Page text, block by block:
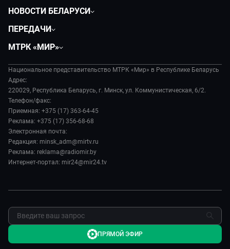
НОВОСТИ БЕЛАРУСИ
Экономика
Происшествия
Наука и технологии
Здоровье и медицина
Авто
Культура
Спорт
ПЕРЕДАЧИ
Все как у людей
Вместе выгодно
Евразия. Культурно
Евразия. Регионы
Наши иностранцы
Пять причин поехать в...
Сделано в Содружестве
МТРК «МИР»
История
Руководство
Лица мира
Новости
Пресса о нас
Карьера
Реклама
Национальное представительство МТРК «Мир» в Республике Беларусь
Адрес:
220029, Республика Беларусь, г. Минск, ул. Коммунистическая, 6/2.
Телефон/факс:
Приемная: +375 (17) 363-64-45
Реклама: +375 (17) 356-68-68
Электронная почта:
Редакция: minsk_adm@mirtv.ru
Реклама: reklama@radiomir.by
Интернет-портал: mir24@mir24.tv
ПРЯМОЙ ЭФИР